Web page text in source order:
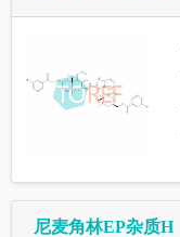
尼麦角林EP杂质H